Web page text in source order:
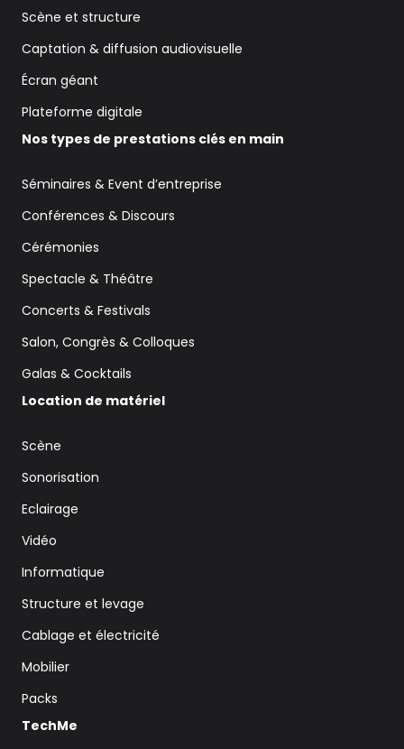
Scène et structure
Captation & diffusion audiovisuelle
Écran géant
Plateforme digitale
Nos types de prestations clés en main
Séminaires & Event d’entreprise
Conférences & Discours
Cérémonies
Spectacle & Théâtre
Concerts & Festivals
Salon, Congrès & Colloques
Galas & Cocktails
Location de matériel
Scène
Sonorisation
Eclairage
Vidéo
Informatique
Structure et levage
Cablage et électricité
Mobilier
Packs
TechMe